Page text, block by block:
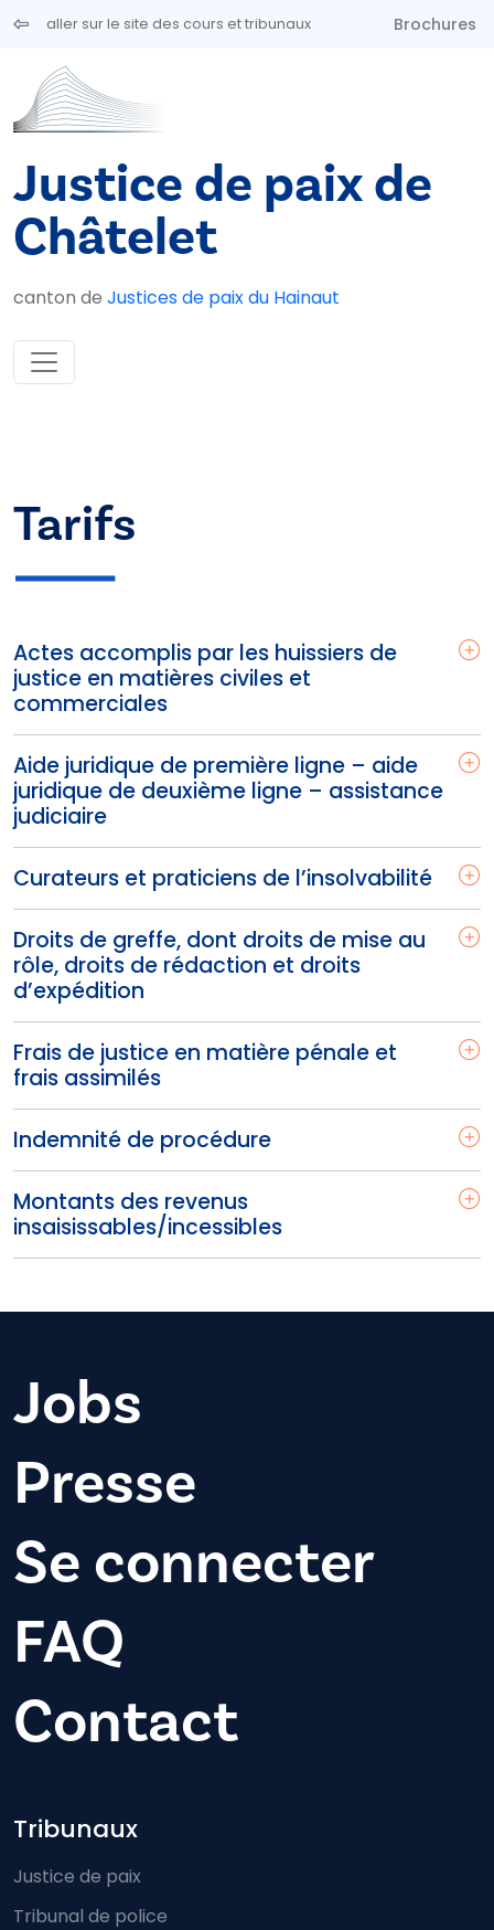
Aller au contenu principal
aller sur le site des cours et tribunaux Brochures
Justice de paix de
Châtelet
canton de Justices de paix du Hainaut
Tarifs
Actes accomplis par les huissiers de
justice en matières civiles et
commerciales
Aide juridique de première ligne – aide
juridique de deuxième ligne – assistance
judiciaire
Curateurs et praticiens de l’insolvabilité
Droits de greffe, dont droits de mise au
rôle, droits de rédaction et droits
d’expédition
Frais de justice en matière pénale et
frais assimilés
Indemnité de procédure
Montants des revenus
insaisissables/incessibles
Jobs
Presse
Se connecter
FAQ
Contact
Footer-menu
Tribunaux
Justice de paix
Tribunal de police